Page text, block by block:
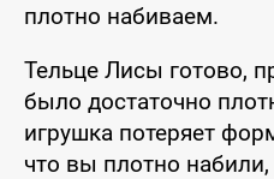
плотно набиваем.
Тельце Лисы готово,
было достаточно
игрушка потеряет
что вы плотно